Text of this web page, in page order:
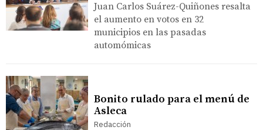
Juan Carlos Suárez-Quiñones resalta
el aumento en votos en 32
municipios en las pasadas
automómicas
Bonito rulado para el menú de
Asleca
Redacción